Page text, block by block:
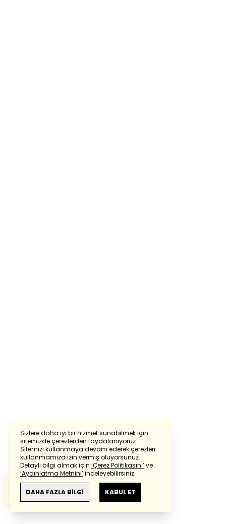
Sizlere daha iyi bir hizmet sunabilmek için
sitemizde çerezlerden faydalanıyoruz.
Sitemizi kullanmaya devam ederek çerezleri
kullanmamıza izin vermiş oluyorsunuz.
Detaylı bilgi almak için ‘Çerez Politikasını’ve
‘Aydınlatma Metnini’inceleyebilirsiniz.
DAHA FAZLA BİLGİ KABUL ET
Powered by Translate
Bu çevirideGoogle Transletekullanılmıştır.
Anlam ve çeviri hatalarından
haberturk.com
sorumlu değildir.